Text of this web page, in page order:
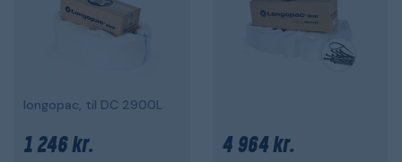
longopac, til DC 2900L
1 246 kr. 4 964 kr.